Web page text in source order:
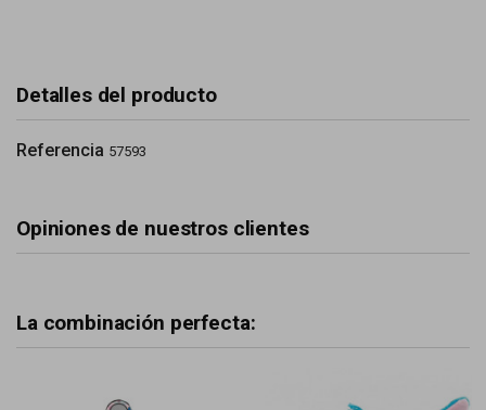
Detalles del producto
Referencia 57593
Opiniones de nuestros clientes
La combinación perfecta: